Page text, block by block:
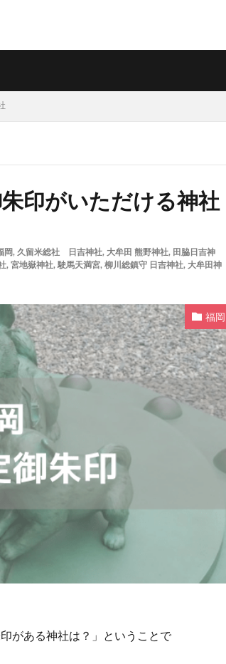
印がいただける神社
岡, 久留米総社 日吉神社, 大牟田 熊野神社, 田脇日吉神
, 宮地嶽神社, 駛馬天満宮, 柳川総鎮守 日吉神社, 大牟田神
福岡
がある神社は？」ということで